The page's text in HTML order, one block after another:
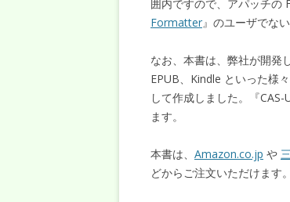
囲内ですので、アパッチの
Formatter』のユーザでな
なお、本書は、弊社が開発
EPUB、Kindle といった様
して作成しました。『
ます。
本書は、 Amazon.co.jp や
どからご注文いただけます。